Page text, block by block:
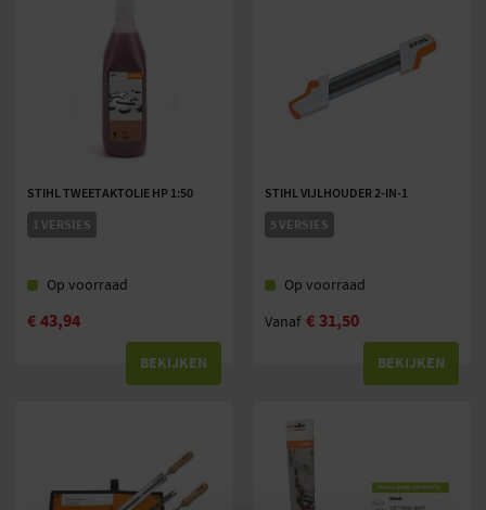
STIHL TWEETAKTOLIE HP 1:50
1 VERSIES
Op voorraad
€43,94
BEKIJKEN
STIHL VIJLHOUDER 2-IN-1
5 VERSIES
Op voorraad
Vanaf €31,50
BEKIJKEN